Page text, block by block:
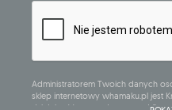
Administratorem Twoich danych
sklep internetowy whamaku.pl jest
działalność gospodarczą pod